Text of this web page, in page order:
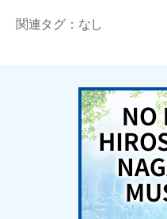
関連タグ：なし